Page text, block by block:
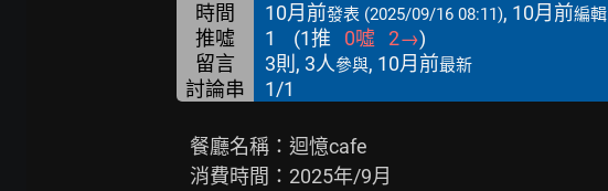
時間 10月前發表 (2025/09/16 08:11), 10月前編輯
推噓 1 (1推 0噓 2→)
留言
3則, 3人參與, 10月前最新
討論串 1/1